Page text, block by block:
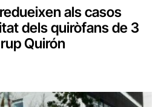
als casos
dels quiròfans de 3
Quirón